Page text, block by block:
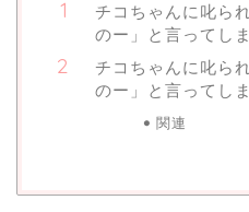
チコちゃんに叱ら
のー」と言ってし
チコちゃんに叱ら
のー」と言ってし
関連